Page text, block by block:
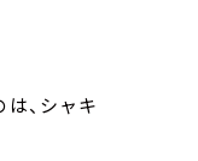
、シャキ